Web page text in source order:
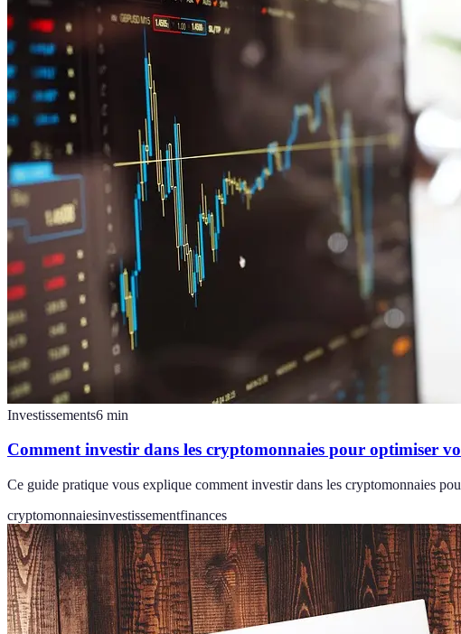
Investissements6 min
Comment investir dans les cryptomonnaies pour optimiser
Ce guide pratique vous explique comment investir dans les cryptomonnaies
cryptomonnaiesinvestissementfinances